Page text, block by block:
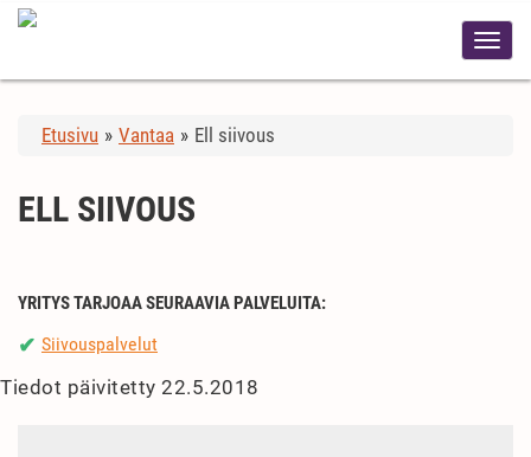
Etusivu » Vantaa » Ell siivous
ELL SIIVOUS
YRITYS TARJOAA SEURAAVIA PALVELUITA:
✔ Siivouspalvelut
Tiedot päivitetty 22.5.2018